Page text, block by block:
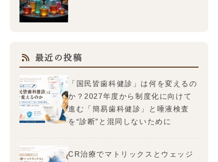
最近の投稿
「国民皆歯科健診」は何を変えるの
か？2027年度から制度化に向けて
進む「簡易歯科健診」と唾液検査
を“診断”と混同しないために
CR治療でマトリックスとウェッジ